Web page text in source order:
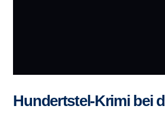
Hundertstel-Krimi bei